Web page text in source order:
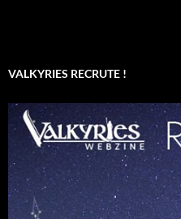
VALKYRIES RECRUTE !